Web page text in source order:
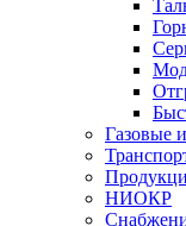
Газовые
НИОКР